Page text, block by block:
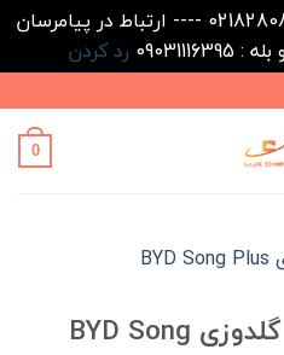
واحد ارتباط با مشتریان : 02182808933 ---- ارتباط در پیامرسان
رد کردن
0
کفپوش کابین چرمی گلدوزی BYD Song